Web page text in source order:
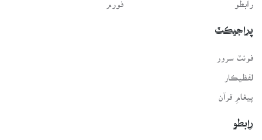
پراجيڪٽ
فونٽ سرور
لفظيڪار
پيغامِ قرآن
رابطو